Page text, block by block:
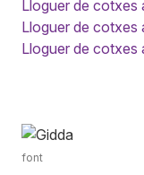
Lloguer de cotxes
Lloguer de cotxes
Lloguer de cotxes
font